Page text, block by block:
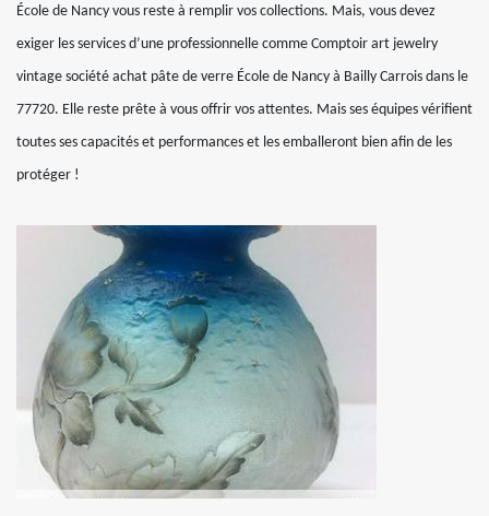
École de Nancy vous reste à remplir vos collections. Mais, vous devez
exiger les services d’une professionnelle comme Comptoir art jewelry
vintage société achat pâte de verre École de Nancy à Bailly Carrois dans le
77720. Elle reste prête à vous offrir vos attentes. Mais ses équipes vérifient
toutes ses capacités et performances et les emballeront bien afin de les
protéger !